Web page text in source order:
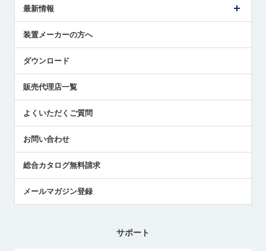
受賞履歴
採用情報
国/地域/言語
ツールセッタ製品
エアマイクロセンサ製品
最新情報
メトロールの技術
社員ブログ
中小企業のBCP地震対策
センサのテクニカルガイド
社長ブログ
装置メーカーの方へ
ダウンロード
販売代理店一覧
よくいただくご質問
お問い合わせ
総合カタログ無料請求
メールマガジン登録
サポート